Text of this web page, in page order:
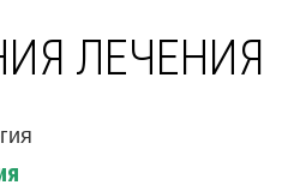
ЛЕЧЕНИЯ